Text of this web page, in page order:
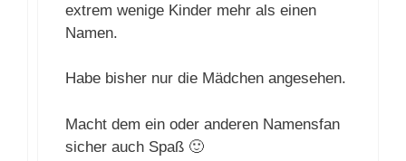
extrem wenige Kinder mehr als einen
Namen.
Habe bisher nur die Mädchen angesehen.
Macht dem ein oder anderen Namensfan
sicher auch Spaß 🙂